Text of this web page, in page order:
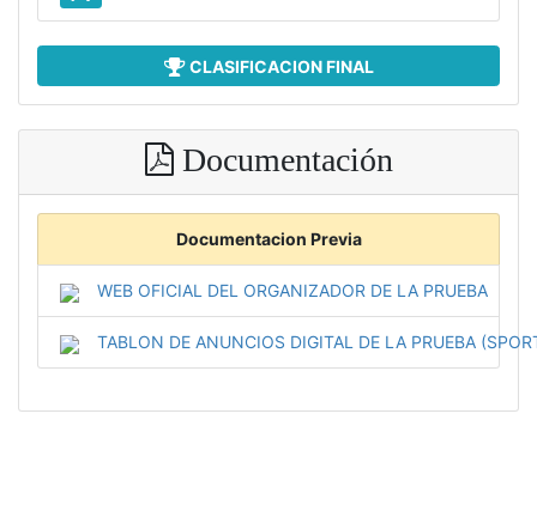
CLASIFICACION FINAL
Documentación
Documentacion Previa
WEB OFICIAL DEL ORGANIZADOR DE LA PRUEBA
TABLON DE ANUNCIOS DIGITAL DE LA PRUEBA